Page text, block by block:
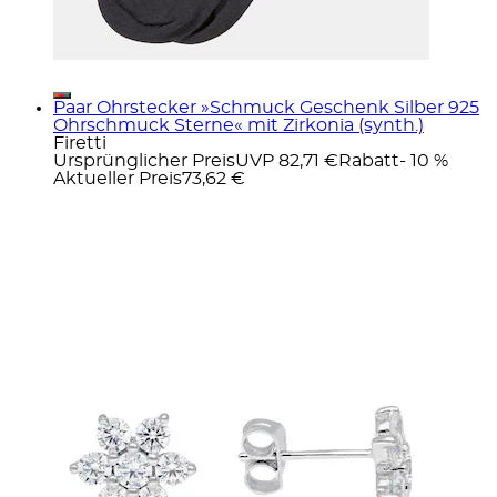
Paar Ohrstecker »Schmuck Geschenk Silber 925
Ohrschmuck Sterne« mit Zirkonia (synth.)
Firetti
Ursprünglicher PreisUVP 82,71 € Rabatt- 10 %
Aktueller Preis73,62 €